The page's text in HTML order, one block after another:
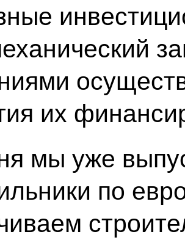
их
мы уже
по